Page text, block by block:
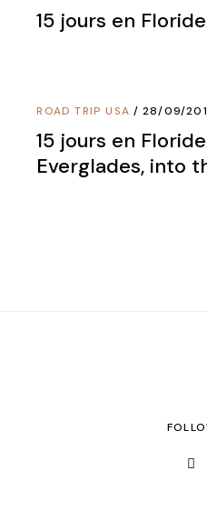
15 jours en
ROAD TRIP USA 28/09/
15 jours en
Everglades, into